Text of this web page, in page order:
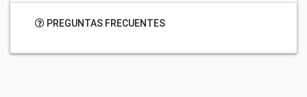
PREGUNTAS FRECUENTES